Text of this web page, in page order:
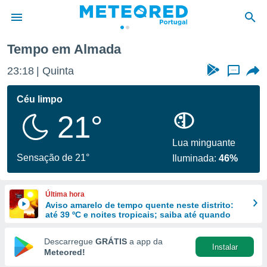
da
foi
fornecidas
a este
das
e
forma
digital
Tempo em Almada
23:19 Quinta ...
Céu limpo
21°
Sensação de 21°
Lua minguante
Iluminada:46%
Última hora
Aviso amarelo de tempo quente neste distrito:
até 39 ºC e noites tropicais; saiba até quando
Descarregue GRÁTIS a app da
Meteored!
Instalar